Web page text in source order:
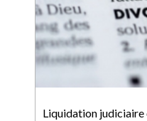
Liquidation